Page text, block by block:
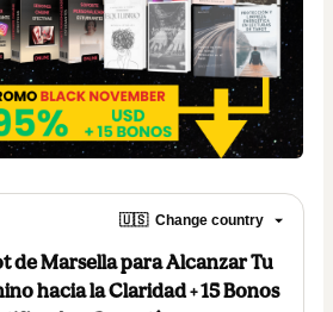
🇺🇸 Change country
de Marsella para Alcanzar Tu
hacia la Claridad + 15 Bonos